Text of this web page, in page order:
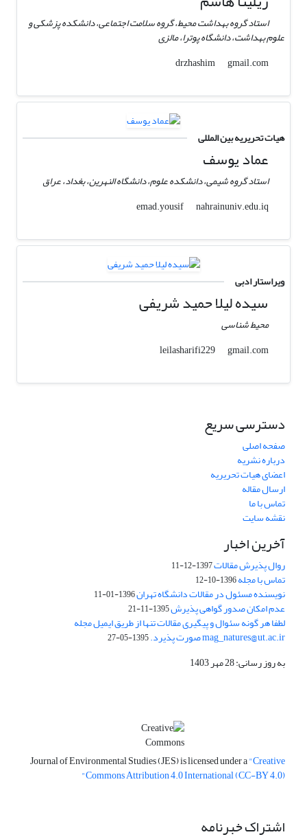
استاد گروه بهداشت محیط، گروه سلامت اجتماعی، دانشکده پزشکی و
علوم بهداشت، دانشگاه پوترا، مالزی
drzhashim
gmail.com
هیات تحریریه بین المللی
عماد یوسف
استاد گروه شیمی، دانشکده علوم، دانشگاه النهرین، بغداد، عراق
emad.yousif
nahrainuniv.edu.iq
ویراستار ادبی
سیده لیلا حمید شریفی
محیط شناسی
leilasharifi229
gmail.com
دسترسی سریع
صفحه اصلی
درباره نشریه
اعضای هیات تحریریه
ارسال مقاله
تماس با ما
نقشه سایت
آخرین اخبار
روال پذیرش مقالات1397-12-11
تماس با مجله1396-10-12
نویسنده مسئول در مقالات دانشگاه تهران1396-01-11
عدم امکان صدور گواهی پذیرش1395-11-21
لطفا هر گونه سئوال و پیگیری مقالات تنها از طریق ایمیل مجله
mag_natures@ut.ac.ir صورت پذیرد. 1395-05-27
به روز رسانی: 28 مهر 1403
Journal of Environmental Studies (JES) is licensed under a"Creative
Commons Attribution 4.0 International (CC-BY 4.0)"
اشتراک خبرنامه